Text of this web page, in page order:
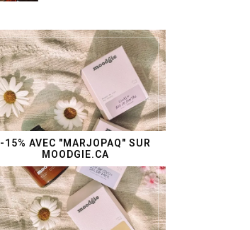
-15% AVEC "MARJOPAQ" SUR
MOODGIE.CA